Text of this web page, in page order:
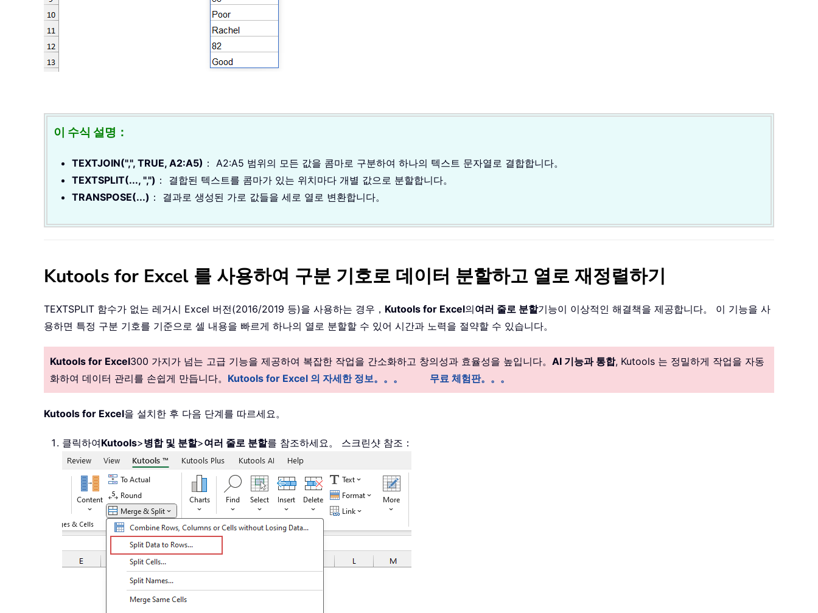
이 수식 설명：
TEXTJOIN(",", TRUE, A2:A5) ： A2:A5 범위의 모든 값을 콤마로 구분하여 하나의 텍스트 문자열로 결합합니다。
TEXTSPLIT(..., ",") ： 결합된 텍스트를 콤마가 있는 위치마다 개별 값으로 분할합니다。
TRANSPOSE(...) ： 결과로 생성된 가로 값들을 세로 열로 변환합니다。
Kutools for Excel 를 사용하여 구분 기호로 데이터 분할하고 열로 재정렬하기
TEXTSPLIT 함수가 없는 레거시 Excel 버전(2016/2019 등)을 사용하는 경우， Kutools for Excel의여러 줄로 분할기능이 이상적인 해결책을 제공합니다。 이 기능을 사
용하면 특정 구분 기호를 기준으로 셀 내용을 빠르게 하나의 열로 분할할 수 있어 시간과 노력을 절약할 수 있습니다。
Kutools for Excel300 가지가 넘는 고급 기능을 제공하여 복잡한 작업을 간소화하고 창의성과 효율성을 높입니다。 AI 기능과 통합, Kutools 는 정밀하게 작업을 자동
화하여 데이터 관리를 손쉽게 만듭니다。 Kutools for Excel 의 자세한 정보。。。 무료 체험판。。。
Kutools for Excel을 설치한 후 다음 단계를 따르세요。
클릭하여Kutools>병합 및 분할>여러 줄로 분할를 참조하세요。 스크린샷 참조：